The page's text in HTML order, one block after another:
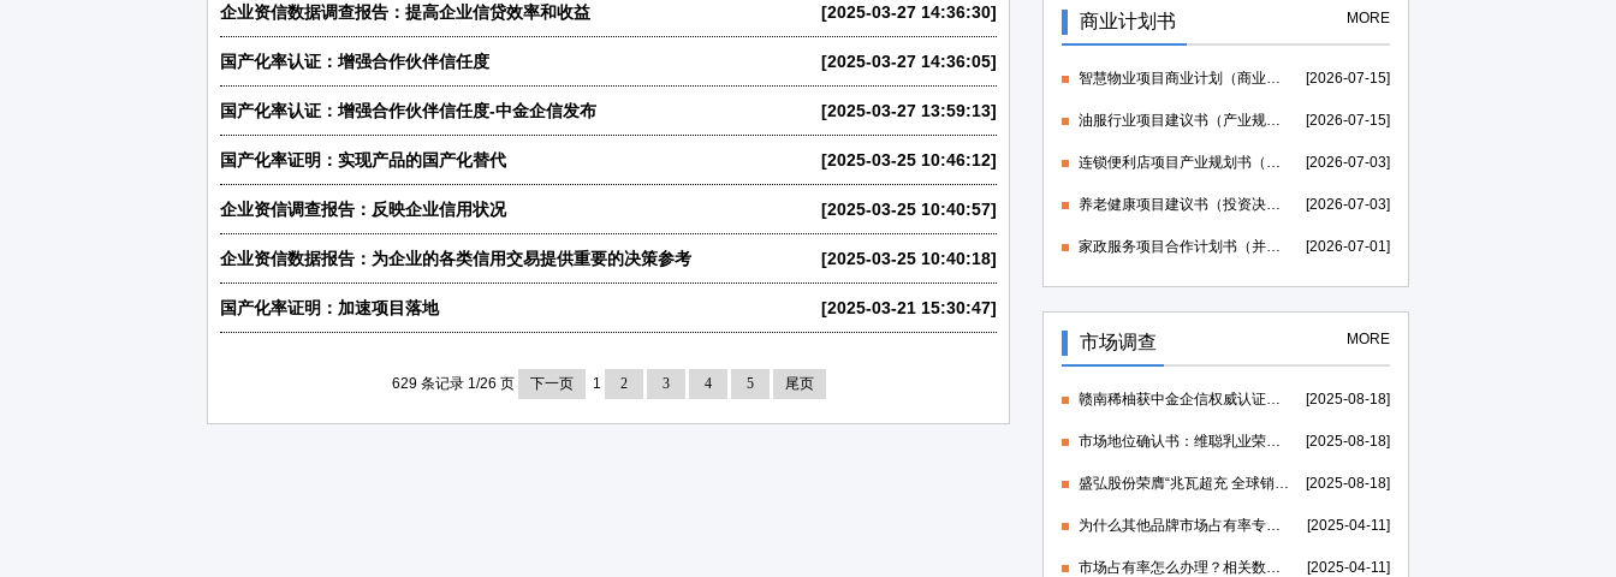
企业资信数据调查报告：提高企业信贷效率和收益 [2025-03-27 14:36:30]
国产化率认证：增强合作伙伴信任度 [2025-03-27 14:36:05]
国产化率认证：增强合作伙伴信任度-中金企信发布 [2025-03-27 13:59:13]
国产化率证明：实现产品的国产化替代 [2025-03-25 10:46:12]
企业资信调查报告：反映企业信用状况 [2025-03-25 10:40:57]
企业资信数据报告：为企业的各类信用交易提供重要的决策参考 [2025-03-25 10:40:18]
国产化率证明：加速项目落地 [2025-03-21 15:30:47]
629 条记录 1/26 页 下一页 1 2 3 4 5 尾页
商业计划书 MORE
[2026-07-15]
[2026-07-15]
[2026-07-03]
[2026-07-03]
[2026-07-01]
市场调查 MORE
[2025-08-18]
[2025-08-18]
[2025-08-18]
[2025-04-11]
[2025-04-11]